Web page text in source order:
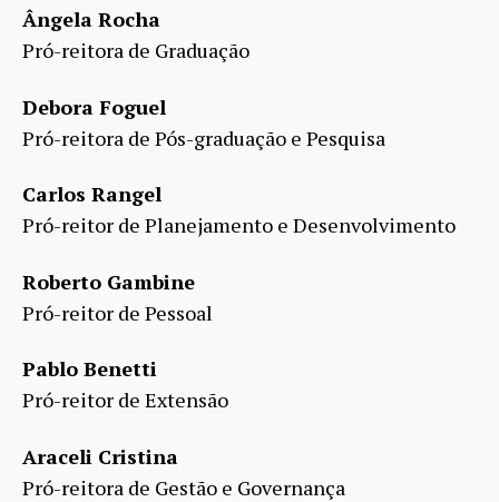
Ângela Rocha
Pró-reitora de Graduação
Debora Foguel
Pró-reitora de Pós-graduação e Pesquisa
Carlos Rangel
Pró-reitor de Planejamento e Desenvolvimento
Roberto Gambine
Pró-reitor de Pessoal
Pablo Benetti
Pró-reitor de Extensão
Araceli Cristina
Pró-reitora de Gestão e Governança